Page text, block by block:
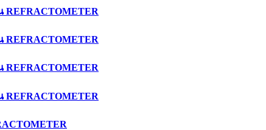
REFRACTOMETER
REFRACTOMETER
REFRACTOMETER
REFRACTOMETER